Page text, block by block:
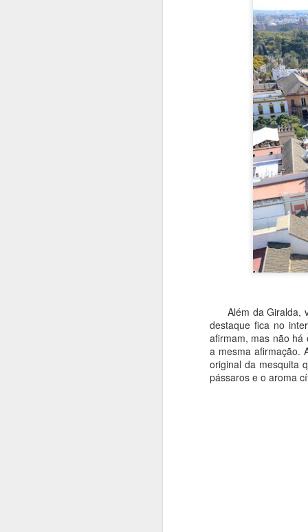
Além da Giralda,
destaque fica no
afirmam, mas não há
a mesma afirmação.
original da mesquita
pássaros e o aroma
a
A